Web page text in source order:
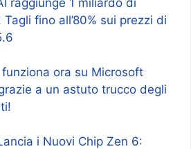
raggiunge 1 miliardo di
Tagli fino all’80% sui prezzi di
funziona ora su Microsoft
a un astuto trucco degli
i Nuovi Chip Zen 6: